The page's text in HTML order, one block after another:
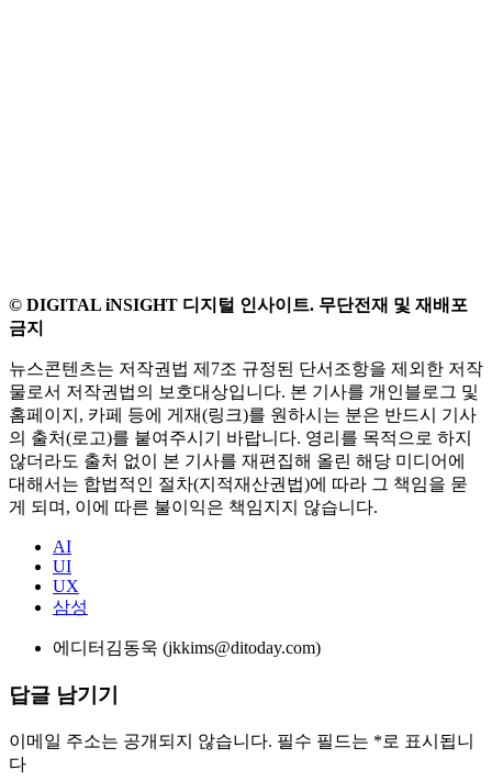
© DIGITAL iNSIGHT 디지털 인사이트. 무단전재 및 재배포
금지
뉴스콘텐츠는 저작권법 제7조 규정된 단서조항을 제외한 저작
물로서 저작권법의 보호대상입니다. 본 기사를 개인블로그 및
홈페이지, 카페 등에 게재(링크)를 원하시는 분은 반드시 기사
의 출처(로고)를 붙여주시기 바랍니다. 영리를 목적으로 하지
않더라도 출처 없이 본 기사를 재편집해 올린 해당 미디어에
대해서는 합법적인 절차(지적재산권법)에 따라 그 책임을 묻
게 되며, 이에 따른 불이익은 책임지지 않습니다.
AI
UI
UX
삼성
에디터 김동욱 (jkkims@ditoday.com)
답글 남기기
이메일 주소는 공개되지 않습니다. 필수 필드는 *로 표시됩니
다